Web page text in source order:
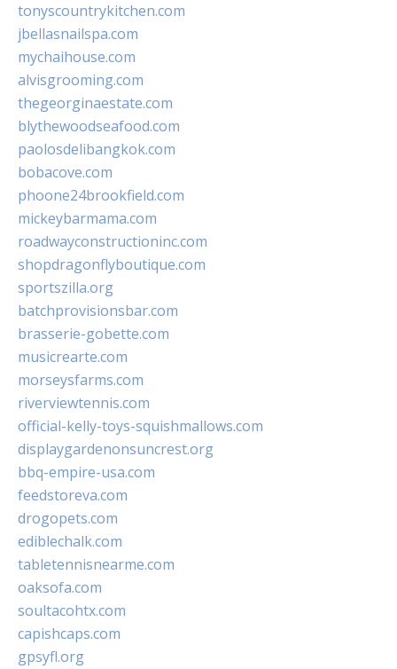
tonyscountrykitchen.com
jbellasnailspa.com
mychaihouse.com
alvisgrooming.com
thegeorginaestate.com
blythewoodseafood.com
paolosdelibangkok.com
bobacove.com
phoone24brookfield.com
mickeybarmama.com
roadwayconstructioninc.com
shopdragonflyboutique.com
sportszilla.org
batchprovisionsbar.com
brasserie-gobette.com
musicrearte.com
morseysfarms.com
riverviewtennis.com
official-kelly-toys-squishmallows.com
displaygardenonsuncrest.org
bbq-empire-usa.com
feedstoreva.com
drogopets.com
ediblechalk.com
tabletennisnearme.com
oaksofa.com
soultacohtx.com
capishcaps.com
gpsyfl.org